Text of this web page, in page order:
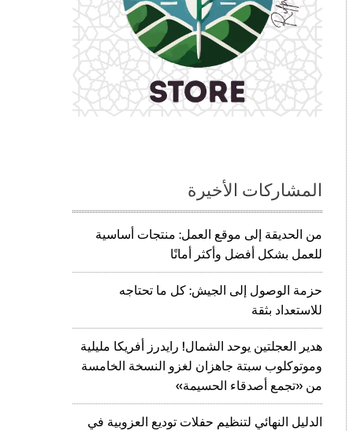
المشاركات الأخيرة
من الحديقة إلى موقع العمل: منتجات أساسية
للعمل بشكل أفضل وأكثر أمانًا
حزمة الوصول إلى الجيش: كل ما تحتاجه
للاستعداد بثقة
هدير العجلتين يوحد الشمال! رايدرز أفريكا مليلية
وموتوكلوب سبتة جاهزان لغزو النسخة الخامسة
من «تجمع أصدقاء الحسيمة»
الدليل النهائي لتنظيم حفلات توديع العزوبية في